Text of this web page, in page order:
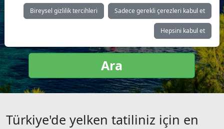
Yat tipi:
Ara
Türkiye'de yelken tatiliniz için en
Bireysel gizlilik tercihleri Sadece gerekli çerezleri kabul et
Hepsini kabul et